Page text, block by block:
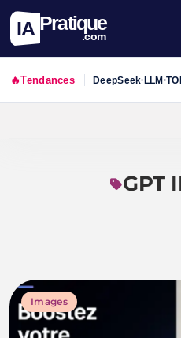
IA Pratique
.com
🔥Tendances DeepSeek•LLM•
GPT
Images